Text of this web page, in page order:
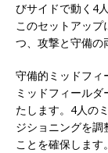
びサイドで動く4
このセットアッ
つ、攻撃と守備の
守備的ミッドフィ
ミッドフィール
たします。4人の
ジショニングを
ことを確保します。